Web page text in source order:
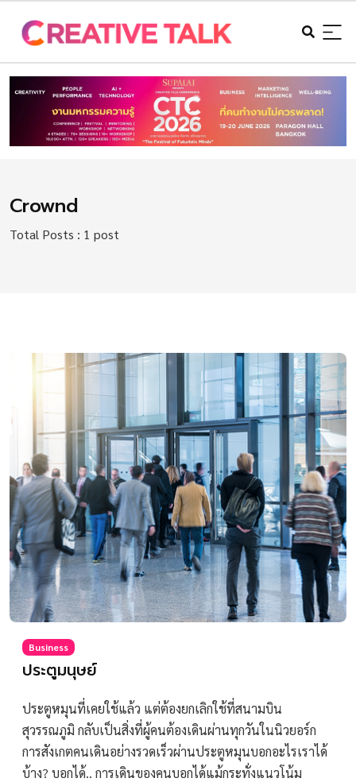
Crownd
Total Posts : 1 post
Business
ประตูมนุษย์
ประตูหมุนที่เคยใช้แล้ว แต่ต้องยกเลิกใช้ที่สนามบิน
สุวรรณภูมิ กลับเป็นสิ่งที่ผู้คนต้องเดินผ่านทุกวันในนิวยอร์ก
การสังเกตคนเดินอย่างรวดเร็วผ่านประตูหมุนบอกอะไรเราได้
บ้าง? บอกได้.. การเดินของคนบอกได้แม้กระทั่งแนวโน้ม